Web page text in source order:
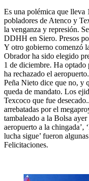
Es una polémica que lleva
pobladores de Atenco y
la venganza y represión.
DDHH en Siero. Presos
Y otro gobierno comenzó
Obrador ha sido elegido
1 de diciembre. Ha
ha rechazado el
Peña Nieto dice que no, y
queda de mandato. Los
Texcoco que fue
arrebatadas por el
tambaleado a la Bolsa
aeropuerto a la chingada’,
lucha sigue’ fueron
Felicitaciones.